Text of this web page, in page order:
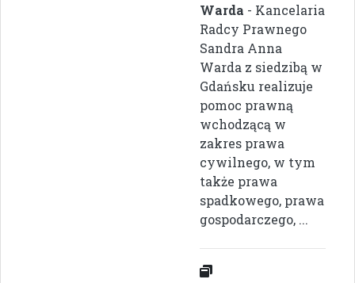
Warda - Kancelaria
Radcy Prawnego
Sandra Anna
Warda z siedzibą w
Gdańsku realizuje
pomoc prawną
wchodzącą w
zakres prawa
cywilnego, w tym
także prawa
spadkowego, prawa
gospodarczego, ...